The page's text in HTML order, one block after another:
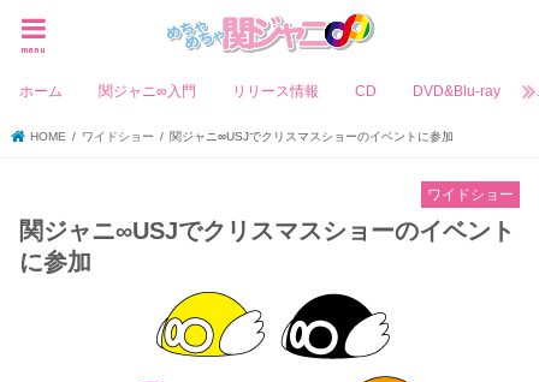
menu
ホーム 関ジャニ∞入門 リリース情報 CD DVD&Blu-ray
HOME ワイドショー 関ジャニ∞USJでクリスマスショーのイベントに参加
ワイドショー
関ジャニ∞USJでクリスマスショーのイベント
に参加